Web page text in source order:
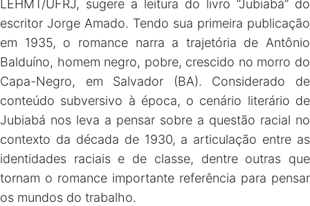
LEHMT/UFRJ, sugere a leitura do livro “Jubiabá” do
escritor Jorge Amado. Tendo sua primeira publicação
em 1935, o romance narra a trajetória de Antônio
Balduíno, homem negro, pobre, crescido no morro do
Capa-Negro, em Salvador (BA). Considerado de
conteúdo subversivo à época, o cenário literário de
Jubiabá nos leva a pensar sobre a questão racial no
contexto da década de 1930, a articulação entre as
identidades raciais e de classe, dentre outras que
tornam o romance importante referência para pensar
os mundos do trabalho.